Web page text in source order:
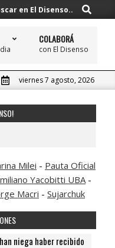
en El Disenso.. Buscar
COLABORÁ
con El Disenso
viernes 7 agosto, 2026
Milei - Pauta Oficial
Yacobitti UBA-
Macri - Sujarchuk
niega haber recibido